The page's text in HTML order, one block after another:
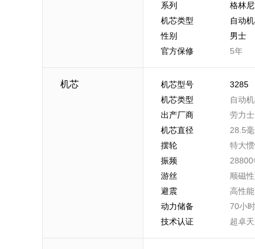
系列
格林
机芯类型
自动
性别
男士
官方保修
5年
机芯 机芯型号
3285
机芯类型
自动
出产厂商
劳力士
机芯直径
28.5
摆轮
特大
振频
28800
游丝
顺磁
避震
高性
动力储备
70小时
技术认证
超卓